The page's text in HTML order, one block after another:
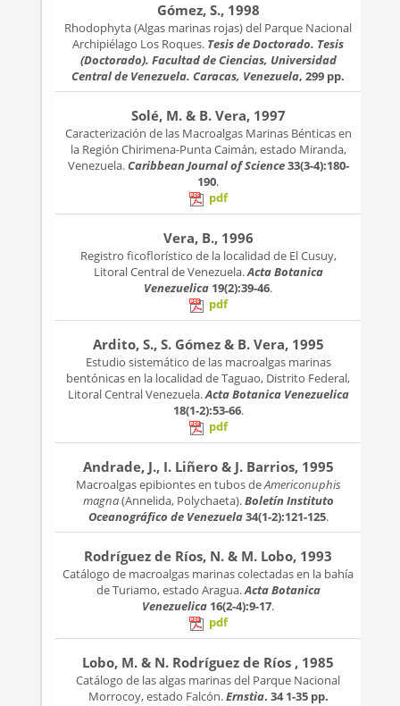
Gómez, S., 1998
Rhodophyta (Algas marinas rojas) del Parque Nacional
Archipiélago Los Roques. Tesis de Doctorado. Tesis
(Doctorado). Facultad de Ciencias, Universidad
Central de Venezuela. Caracas, Venezuela, 299 pp.
Solé, M. & B. Vera, 1997
Caracterización de las Macroalgas Marinas Bénticas en
la Región Chirimena-Punta Caimán, estado Miranda,
Venezuela.Caribbean Journal of Science33(3-4):180-
190.
pdf
Vera, B., 1996
Registro ficoflorístico de la localidad de El Cusuy,
Litoral Central de Venezuela.Acta Botanica
Venezuelica 19(2):39-46.
pdf
Ardito, S., S. Gómez & B. Vera, 1995
Estudio sistemático de las macroalgas marinas
bentónicas en la localidad de Taguao, Distrito Federal,
Litoral Central Venezuela.Acta Botanica Venezuelica
18(1-2):53-66.
pdf
Andrade, J., I. Liñero & J. Barrios, 1995
Macroalgas epibiontes en tubos deAmericonuphis
magna(Annelida, Polychaeta).Boletín Instituto
Oceanográfico de Venezuela34(1-2):121-125.
Rodríguez de Ríos, N. & M. Lobo, 1993
Catálogo de macroalgas marinas colectadas en la bahía
de Turiamo, estado Aragua.Acta Botanica
Venezuelica 16(2-4):9-17.
pdf
Lobo, M. & N. Rodríguez de Ríos , 1985
Catálogo de las algas marinas del Parque Nacional
Morrocoy, estado Falcón.Ernstia. 341-35 pp.